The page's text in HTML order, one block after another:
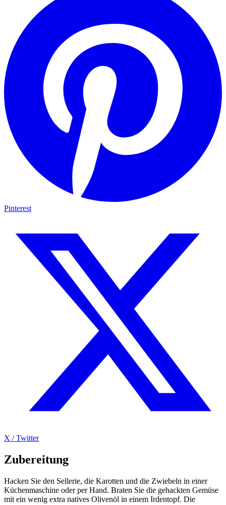
Pinterest
X / Twitter
Zubereitung
Hacken Sie den Sellerie, die Karotten und die Zwiebeln in einer
Küchenmaschine oder per Hand. Braten Sie die gehackten Gemüse
mit ein wenig extra natives Olivenöl in einem Irdentopf. Die